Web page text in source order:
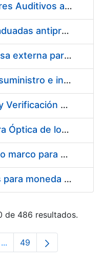
Suministro de Protectores Auditivos a medida para las personas trabajadoras de los Centros de Trabajo de Madrid y Burgos
Suministro de gafas graduadas antiproyecciones para los trabajadores de la FNMT-RCM en los centros de trabajo de Madrid y Burgos
Servicios de una empresa externa para el asesoramiento y resolución de los recursos de alzada que se presentan relacionados con procesos de selección para la FNMT-RCM
Acuerdo marco para el suministro e instalación de persianas, estores y otros complementos
Servicio de Calibración y Verificación Externa de los Equipos de Medición del Servicio de Prevención de la FNMT-RCM
Conexión mediante Fibra Óptica de los Centros de Proceso de Datos (CPDs) de las sedes de la FNMT-RCM de Burgos y Madrid
Contratación de acuerdo marco para el Suministro de Material de Electricidad para la Fábrica Nacional de Moneda y Timbre-Real Casa de la Moneda en su centro de trabajo de Burgos
Suministro de estuches para moneda de 30 €
de 486 resultados.
...Páginas intermedias Use
Página
49